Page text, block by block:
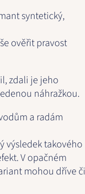
syntetický,
ověřit pravost
zdali je jeho
náhražkou.
a radám
výsledek takového
V opačném
mohou dříve či